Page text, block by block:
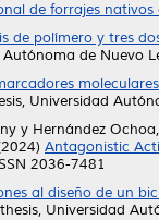
de forrajes nativos
de polímero y tres
de Nuevo
Universidad
y Hernández
Antagonistic
2036-7481
al diseño de un
Universidad